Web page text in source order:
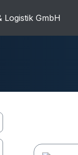
Logistik GmbH